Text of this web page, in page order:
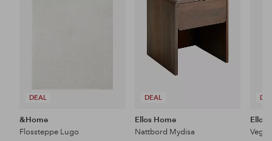
DEAL
&Home
Flossteppe Lugo
DEAL
Ellos Home
Nattbord Mydisa
Ellos